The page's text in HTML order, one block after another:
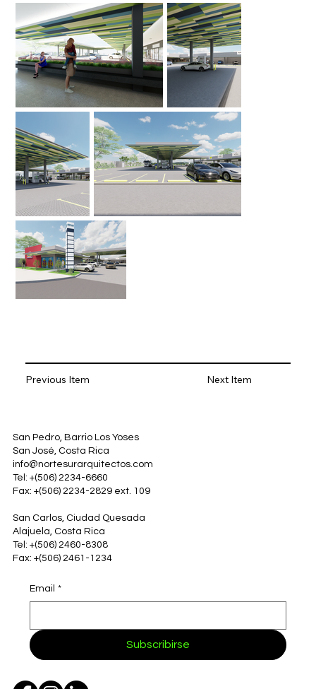
Previous Item Next Item
San Pedro, Barrio Los Yoses
San José, Costa Rica
info@nortesurarquitectos.com
Tel: +(506) 2234-6660
Fax: +(506) 2234-2829 ext. 109
San Carlos, Ciudad Quesada
Alajuela, Costa Rica
Tel: +(506) 2460-8308
Fax: +(506) 2461-1234
Email *
Subscribirse